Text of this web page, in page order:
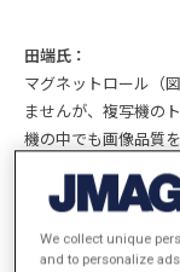
田端氏：
マグネットロール（
ませんが、複写機の
機の中でも画像品質
いかに正確に均一に
をお求めになります
We collect unique
and to personalize